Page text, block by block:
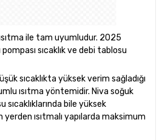
ısıtma ile tam uyumludur. 2025
pompası sıcaklık ve debi tablosu
sıcaklıkta yüksek verim sağladığı
ısıtma yöntemidir. Niva soğuk
sıcaklıklarında bile yüksek
ısıtmalı yapılarda maksimum